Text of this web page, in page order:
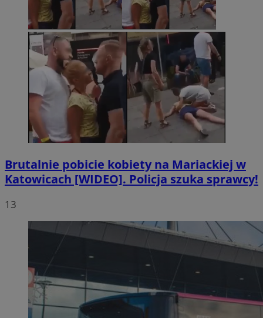
Brutalnie pobicie kobiety na Mariackiej w
Katowicach [WIDEO]. Policja szuka sprawcy!
13